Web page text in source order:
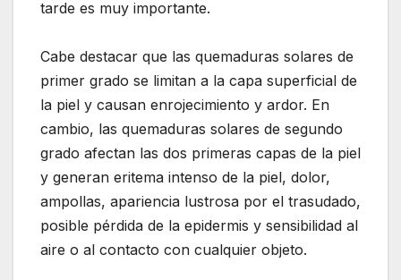
tarde es muy importante.
Cabe destacar que las quemaduras solares de
primer grado se limitan a la capa superficial de
la piel y causan enrojecimiento y ardor. En
cambio, las quemaduras solares de segundo
grado afectan las dos primeras capas de la piel
y generan eritema intenso de la piel, dolor,
ampollas, apariencia lustrosa por el trasudado,
posible pérdida de la epidermis y sensibilidad al
aire o al contacto con cualquier objeto.